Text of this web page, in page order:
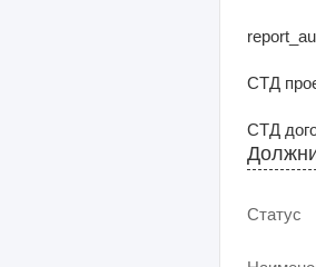
СТД
СТД
Статус